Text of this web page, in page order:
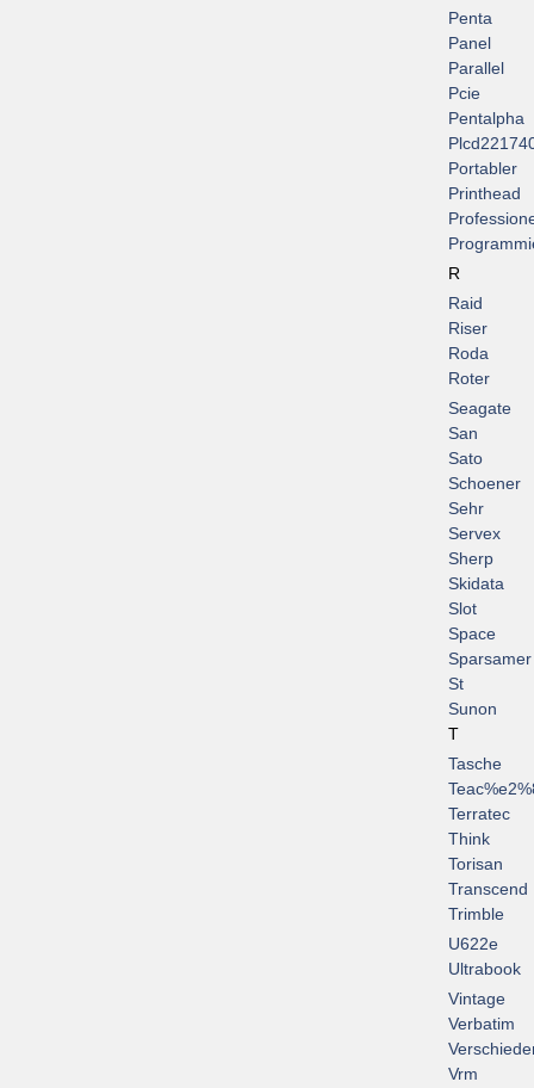
Penta
Panel
Parallel
Pcie
Pentalpha
Portabler
Printhead
R
Raid
Riser
Roda
Roter
Seagate
San
Sato
Schoener
Sehr
Servex
Sherp
Skidata
Slot
Space
Sparsamer
St
Sunon
T
Tasche
Terratec
Think
Torisan
Transcend
Trimble
U622e
Ultrabook
Vintage
Verbatim
Vrm